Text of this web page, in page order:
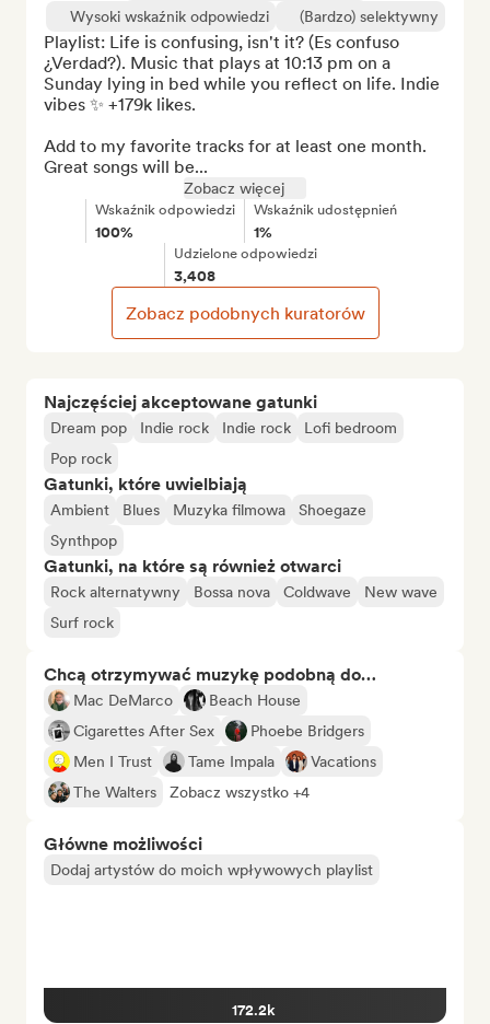
Najczęściej akceptowane gatunki
Dream pop Indie rock Indie rock
Lofi bedroom
Pop rock
Gatunki, które uwielbiają
Ambient Blues Muzyka filmowa
Shoegaze
Synthpop
Gatunki, na które są również otwarci
Rock alternatywny Bossa nova Coldwave
New wave
Surf rock
Chcą otrzymywać muzykę podobną do…
Mac DeMarco
Beach House
Cigarettes After Sex
Phoebe Bridgers
Men I Trust
Tame Impala
Vacations
The Walters
Zobacz wszystko +4
Główne możliwości
Dodaj artystów do moich wpływowych playlist
172.2k
Wysoki wskaźnik odpowiedzi
(Bardzo) selektywny
Playlist: Life is confusing, isn't it? (Es confuso
¿Verdad?). Music that plays at 10:13 pm on a
Sunday lying in bed while you reflect on life. Indie
vibes ✨ +179k likes.
Add to my favorite tracks for at least one month.
Great songs will be...
Zobacz więcej
Wskaźnik odpowiedzi
100%
Wskaźnik udostępnień
1%
Udzielone odpowiedzi
3,408
Zobacz podobnych kuratorów